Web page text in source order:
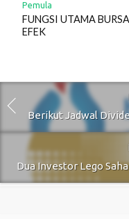
Pemula
FUNGSI UTAMA BURSA
EFEK
Berikut Jadwal
Dua Investor Lego